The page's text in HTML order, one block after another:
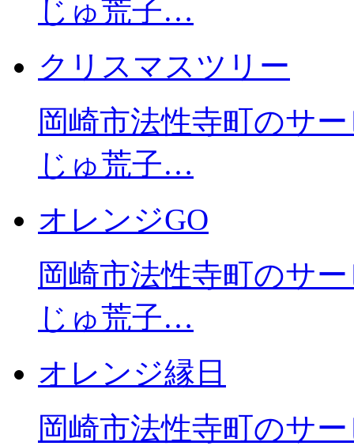
じゅ荒子…
クリスマスツリー
岡崎市法性寺町のサ
じゅ荒子…
オレンジGO
岡崎市法性寺町のサ
じゅ荒子…
オレンジ縁日
岡崎市法性寺町のサ